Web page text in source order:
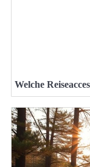
Welche